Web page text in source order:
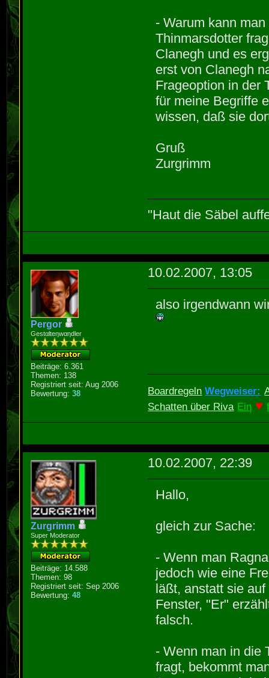
- Warum kann
Thinmarsdotter
Clanegh und es
erst von Clanegh
Frageoption in der
für meine Begriffe
wissen, daß sie
Gruß
Zurgrimm
"Haut die Säbel
Pergor
Gestαlteηwαηdler
Beiträge: 6.361
Themen: 138
Registriert seit: Aug 2006
Bewertung:38
10.02.2007, 13:05
also irgendwann
Boardregeln Wegweiser:
Schatten über Riva Eiη ♥
Zurgrimm
Super Moderator
Beiträge: 14.588
Themen: 98
Registriert seit: Sep 2006
Bewertung:48
10.02.2007, 22:39
Hallo,
gleich zur Sache:
- Wenn man
jedoch wie eine
läßt, anstatt sie
Fenster, "Er"
falsch.
- Wenn man in die
fragt, bekommt